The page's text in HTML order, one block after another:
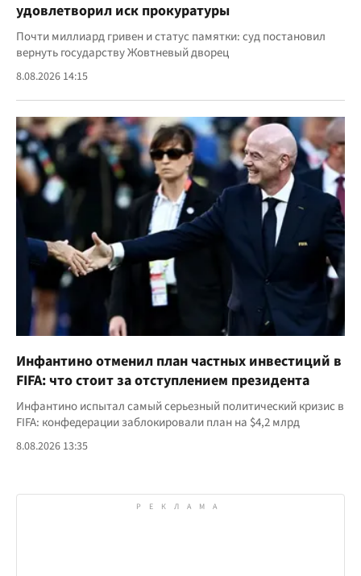
удовлетворил иск прокуратуры
Почти миллиард гривен и статус памятки: суд постановил
вернуть государству Жовтневый дворец
8.08.2026 14:15
Инфантино отменил план частных инвестиций в
FIFA: что стоит за отступлением президента
Инфантино испытал самый серьезный политический кризис в
FIFA: конфедерации заблокировали план на $4,2 млрд
8.08.2026 13:35